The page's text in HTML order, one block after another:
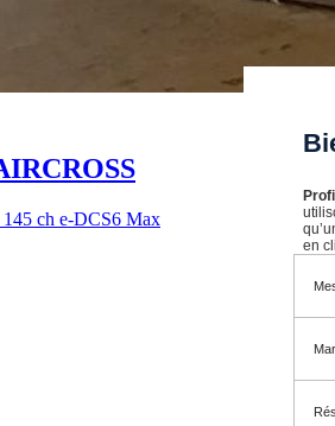
ch e-DCS6 Max
en